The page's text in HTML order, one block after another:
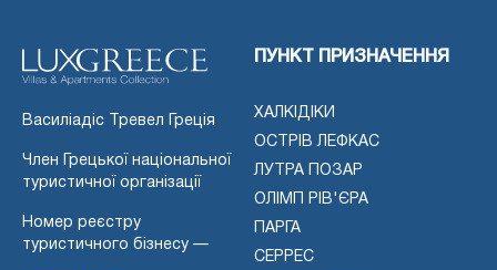
Василіадіс Тревел Греція
Член Грецької національної
туристичної організації
Номер реєстру
туристичного бізнесу —
ПУНКТ ПРИЗНАЧЕННЯ
ХАЛКІДІКИ
ОСТРІВ ЛЕФКАС
ЛУТРА ПОЗАР
ОЛІМП РІВ'ЄРА
ПАРГА
СЕРРЕС